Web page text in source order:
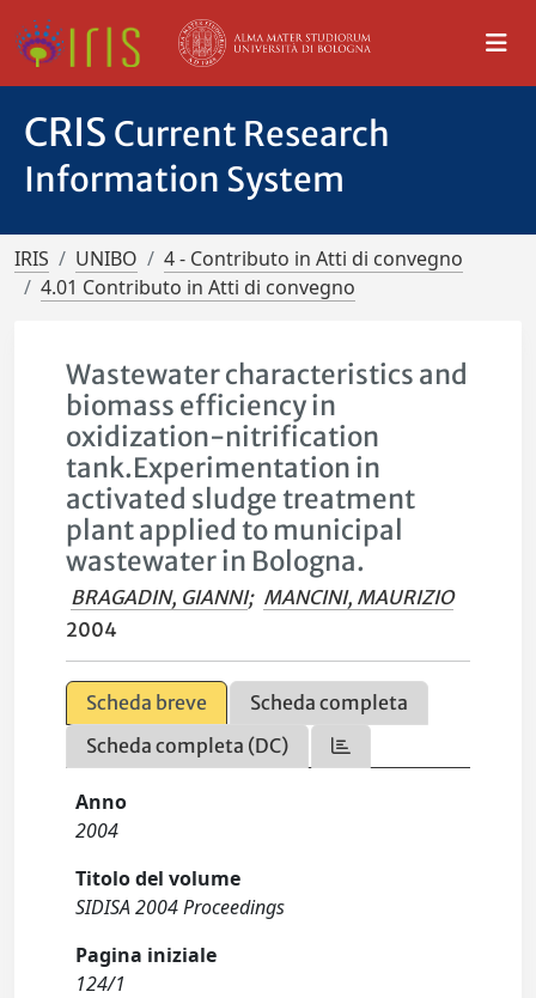
CRIS Current Research
Information System
IRIS UNIBO
4 - Contributo in Atti di convegno
4.01 Contributo in Atti di convegno
Wastewater characteristics and
biomass efficiency in
oxidization-nitrification
tank.Experimentation in
activated sludge treatment
plant applied to municipal
wastewater in Bologna.
BRAGADIN, GIANNI; MANCINI, MAURIZIO
2004
Scheda breve
Scheda completa
Scheda completa (DC)
Anno
2004
Titolo del volume
SIDISA 2004 Proceedings
Pagina iniziale
124/1